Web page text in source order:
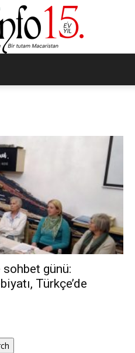
sohbet günü:
Türkçe’de